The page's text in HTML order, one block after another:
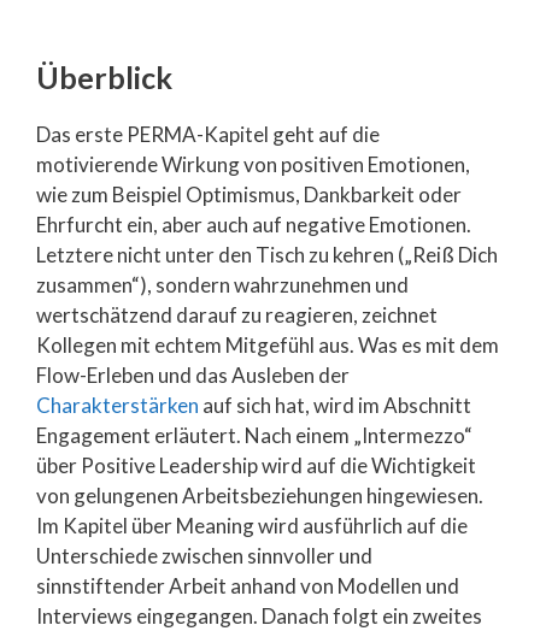
Überblick
Das erste PERMA-Kapitel geht auf die
motivierende Wirkung von positiven Emotionen,
wie zum Beispiel Optimismus, Dankbarkeit oder
Ehrfurcht ein, aber auch auf negative Emotionen.
Letztere nicht unter den Tisch zu kehren („Reiß Dich
zusammen“), sondern wahrzunehmen und
wertschätzend darauf zu reagieren, zeichnet
Kollegen mit echtem Mitgefühl aus. Was es mit dem
Flow-Erleben und das Ausleben der
Charakterstärken auf sich hat, wird im Abschnitt
Engagement erläutert. Nach einem „Intermezzo“
über Positive Leadership wird auf die Wichtigkeit
von gelungenen Arbeitsbeziehungen hingewiesen.
Im Kapitel über Meaning wird ausführlich auf die
Unterschiede zwischen sinnvoller und
sinnstiftender Arbeit anhand von Modellen und
Interviews eingegangen. Danach folgt ein zweites